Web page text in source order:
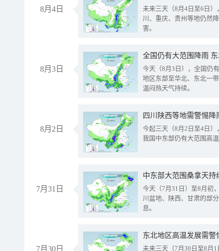
8月4日
未来三天（8月4日至6日
川、重庆、贵州等地仍然
害。
8月3日
全国仍有大范围降雨
今天（8月3日），全国仍
地区东部至华北、东北一
温闷热天气持续。
8月2日
今起三天（8月2日至4日
我国中东部仍有大范围高
7月31日
中东部大范围桑拿天
今天（7月31日）至8月初
川盆地、陕西、甘肃的部
息。
7月30日
东北地区高温发展需
未来三天（7月30日至8月